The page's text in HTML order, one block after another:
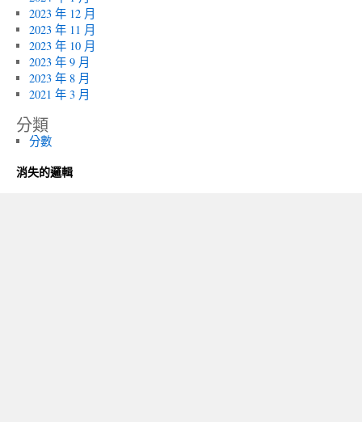
2023 年 12 月
2023 年 11 月
2023 年 10 月
2023 年 9 月
2023 年 8 月
2021 年 3 月
分類
分數
消失的邏輯